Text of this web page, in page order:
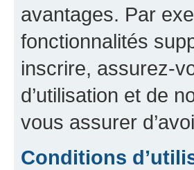
avantages. Par
fonctionnalités
inscrire, assurez-
d’utilisation et de
vous assurer
Conditions